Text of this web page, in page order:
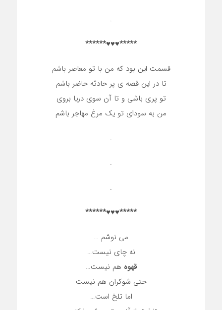
.
*****♥♥♥******
قسمت این بود که من با تو معاصر باشم
تا در این قصه ی پر حادثه حاضر باشم
تو پری باشی و تا آن سوی دریا بروی
من به سودای تو یک مرغ مهاجر باشم
.
.
.
*****♥♥♥******
می نوشم …
نه چای نیست…
قهوه هم نیست…
حتی شوکران هم نیست
اما تلخ است…